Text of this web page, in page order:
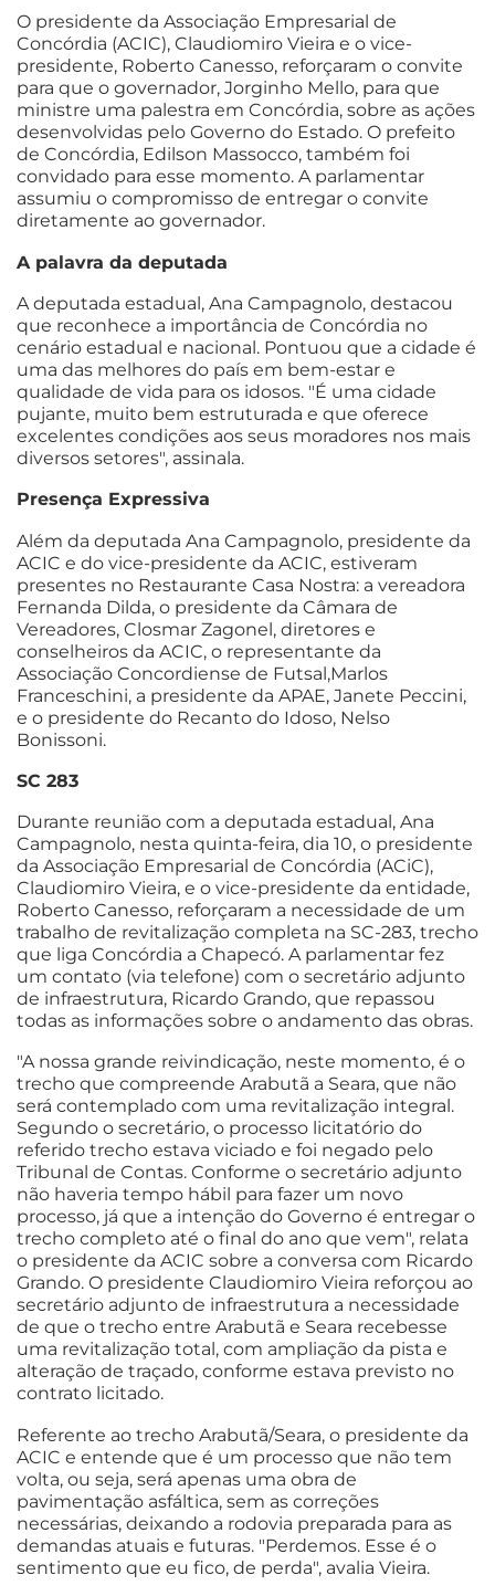
O presidente da Associação Empresarial de
Concórdia (ACIC), Claudiomiro Vieira e o vice-
presidente, Roberto Canesso, reforçaram o convite
para que o governador, Jorginho Mello, para que
ministre uma palestra em Concórdia, sobre as ações
desenvolvidas pelo Governo do Estado. O prefeito
de Concórdia, Edilson Massocco, também foi
convidado para esse momento. A parlamentar
assumiu o compromisso de entregar o convite
diretamente ao governador.
A palavra da deputada
A deputada estadual, Ana Campagnolo, destacou
que reconhece a importância de Concórdia no
cenário estadual e nacional. Pontuou que a cidade é
uma das melhores do país em bem-estar e
qualidade de vida para os idosos. "É uma cidade
pujante, muito bem estruturada e que oferece
excelentes condições aos seus moradores nos mais
diversos setores", assinala.
Presença Expressiva
Além da deputada Ana Campagnolo, presidente da
ACIC e do vice-presidente da ACIC, estiveram
presentes no Restaurante Casa Nostra: a vereadora
Fernanda Dilda, o presidente da Câmara de
Vereadores, Closmar Zagonel, diretores e
conselheiros da ACIC, o representante da
Associação Concordiense de Futsal,Marlos
Franceschini, a presidente da APAE, Janete Peccini,
e o presidente do Recanto do Idoso, Nelso
Bonissoni.
SC 283
Durante reunião com a deputada estadual, Ana
Campagnolo, nesta quinta-feira, dia 10, o presidente
da Associação Empresarial de Concórdia (ACiC),
Claudiomiro Vieira, e o vice-presidente da entidade,
Roberto Canesso, reforçaram a necessidade de um
trabalho de revitalização completa na SC-283, trecho
que liga Concórdia a Chapecó. A parlamentar fez
um contato (via telefone) com o secretário adjunto
de infraestrutura, Ricardo Grando, que repassou
todas as informações sobre o andamento das obras.
"A nossa grande reivindicação, neste momento, é o
trecho que compreende Arabutã a Seara, que não
será contemplado com uma revitalização integral.
Segundo o secretário, o processo licitatório do
referido trecho estava viciado e foi negado pelo
Tribunal de Contas. Conforme o secretário adjunto
não haveria tempo hábil para fazer um novo
processo, já que a intenção do Governo é entregar o
trecho completo até o final do ano que vem", relata
o presidente da ACIC sobre a conversa com Ricardo
Grando. O presidente Claudiomiro Vieira reforçou ao
secretário adjunto de infraestrutura a necessidade
de que o trecho entre Arabutã e Seara recebesse
uma revitalização total, com ampliação da pista e
alteração de traçado, conforme estava previsto no
contrato licitado.
Referente ao trecho Arabutã/Seara, o presidente da
ACIC e entende que é um processo que não tem
volta, ou seja, será apenas uma obra de
pavimentação asfáltica, sem as correções
necessárias, deixando a rodovia preparada para as
demandas atuais e futuras. "Perdemos. Esse é o
sentimento que eu fico, de perda", avalia Vieira.